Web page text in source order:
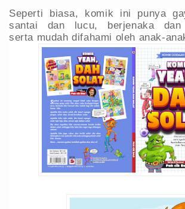
Seperti biasa, komik ini punya
santai dan lucu, berjenaka
serta mudah difahami oleh anak-